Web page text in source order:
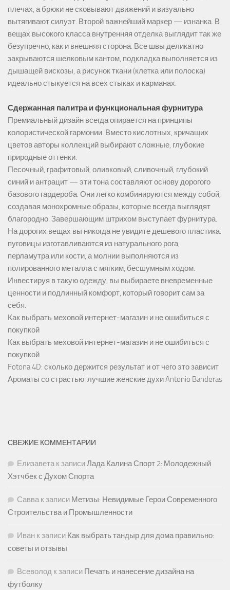
плечах, а брюки не сковывают движений и визуально
вытягивают силуэт. Второй важнейший маркер — изнанка. В
вещах высокого класса внутренняя отделка выглядит так же
безупречно, как и внешняя сторона. Все швы деликатно
закрываются шелковым кантом, подкладка выполняется из
дышащей вискозы, а рисунок ткани (клетка или полоска)
идеально стыкуется на всех стыках и карманах.
Сдержанная палитра и функциональная фурнитура
Премиальный дизайн всегда опирается на принципы
колористической гармонии. Вместо кислотных, кричащих
цветов авторы коллекций выбирают сложные, глубокие
природные оттенки.
Песочный, графитовый, оливковый, сливочный, глубокий
синий и антрацит — эти тона составляют основу дорогого
базового гардероба. Они легко комбинируются между собой,
создавая монохромные образы, которые всегда выглядят
благородно. Завершающим штрихом выступает фурнитура.
На дорогих вещах вы никогда не увидите дешевого пластика:
пуговицы изготавливаются из натурального рога,
перламутра или кости, а молнии выполняются из
полированного металла с мягким, бесшумным ходом.
Инвестируя в такую одежду, вы выбираете вневременные
ценности и подлинный комфорт, который говорит сам за
себя.
Как выбрать меховой интернет-магазин и не ошибиться с
покупкой
Как выбрать меховой интернет-магазин и не ошибиться с
покупкой
Fotona 4D: сколько держится результат и от чего это зависит
Ароматы со страстью: лучшие женские духи Antonio Banderas
СВЕЖИЕ КОММЕНТАРИИ
Елизаветак записиЛада Калина Спорт 2: Молодежный
Хэтчбек с Духом Спорта
Саввак записи Метизы: Невидимые Герои Современного
Строительства и Промышленности
Иван к записи Как выбрать тандыр для дома правильно:
советы и отзывы
Всеволод к записи Печать и нанесение дизайна на
футболку